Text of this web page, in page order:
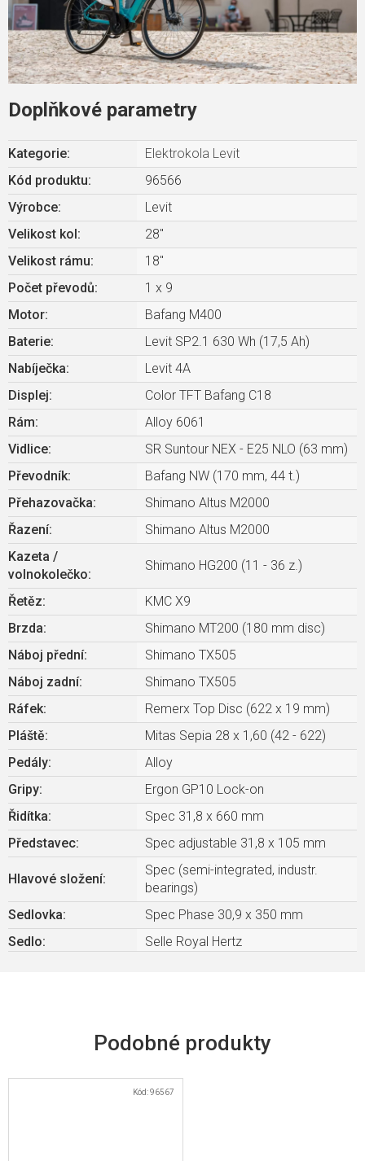
Doplňkové parametry
Kategorie:
Elektrokola Levit
Kód produktu:
96566
Výrobce:
Levit
Velikost kol:
28"
Velikost rámu:
18"
Počet převodů:
1 x 9
Motor:
Bafang M400
Baterie:
Levit SP2.1 630 Wh (17,5 Ah)
Nabíječka:
Levit 4A
Displej:
Color TFT Bafang C18
Rám:
Alloy 6061
Vidlice:
SR Suntour NEX - E25 NLO (63 mm)
Převodník:
Bafang NW (170 mm, 44 t.)
Přehazovačka:
Shimano Altus M2000
Řazení:
Shimano Altus M2000
Kazeta /
volnokolečko:
Shimano HG200 (11 - 36 z.)
Řetěz:
KMC X9
Brzda:
Shimano MT200 (180 mm disc)
Náboj přední:
Shimano TX505
Náboj zadní:
Shimano TX505
Ráfek:
Remerx Top Disc (622 x 19 mm)
Pláště:
Mitas Sepia 28 x 1,60 (42 - 622)
Pedály:
Alloy
Gripy:
Ergon GP10 Lock-on
Řidítka:
Spec 31,8 x 660 mm
Představec: Spec adjustable 31,8 x 105 mm
Hlavové složení:
Spec (semi-integrated, industr.
bearings)
Sedlovka:
Spec Phase 30,9 x 350 mm
Sedlo: Selle Royal Hertz
Kód:96567